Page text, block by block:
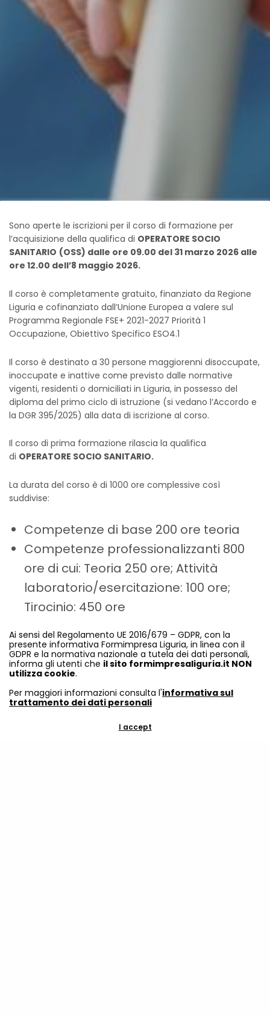
Sono aperte le iscrizioni per il corso di formazione per
l’acquisizione della qualifica di OPERATORE SOCIO
SANITARIO (OSS) dalle ore 09.00 del 31 marzo 2026 alle
ore 12.00 dell’8 maggio 2026.
Il corso è completamente gratuito, finanziato da Regione
Liguria e cofinanziato dall’Unione Europea a valere sul
Programma Regionale FSE+ 2021-2027 Priorità 1
Occupazione, Obiettivo Specifico ESO4.1
Il corso è destinato a 30 persone maggiorenni disoccupate,
inoccupate e inattive come previsto dalle normative
vigenti, residenti o domiciliati in Liguria, in possesso del
diploma del primo ciclo di istruzione (si vedano l’Accordo e
la DGR 395/2025) alla data di iscrizione al corso.
Il corso di prima formazione rilascia la qualifica
di OPERATORE SOCIO SANITARIO.
La durata del corso è di 1000 ore complessive così
suddivise:
Competenze di base 200 ore teoria
Competenze professionalizzanti 800
ore di cui: Teoria 250 ore; Attività
laboratorio/esercitazione: 100 ore;
Tirocinio: 450 ore
Per le iscrizioni presentarsi presso la sede dell’Ente di
Formazione CIOFS-FP Liguria Viale Amendola, 2 La Spezia
dal lunedì al giovedì 8-11 e 14-18 e il venerdì 15-18
oppure Formimpresa Liguria Viale San Bartolomeo, 595/A
dal lunedì al venerdì 9-12 e martedì e giovedì 14-15.30
le informazioni dettagliate,domanda di iscrizione
Ai sensi del Regolamento UE 2016/679 – GDPR, con la
presente informativa Formimpresa Liguria, in linea con il
GDPR e la normativa nazionale a tutela dei dati personali,
informa gli utenti che il sito formimpresaliguria.it NON
utilizza cookie.
Per maggiori informazioni consulta l'informativa sul
trattamento dei dati personali
I accept